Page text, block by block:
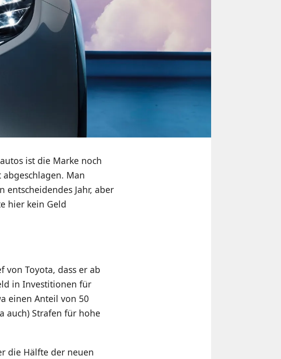
ist die Marke noch
Man
entscheidendes Jahr, aber
hier kein Geld
von Toyota, dass er ab
in Investitionen für
einen Anteil von 50
auch) Strafen für hohe
die Hälfte der neuen